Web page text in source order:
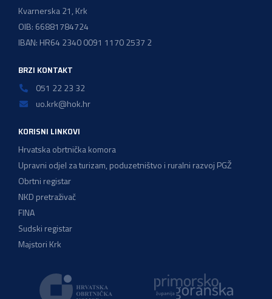
Kvarnerska 21, Krk
OIB: 66881784724
IBAN: HR64 2340 0091 1170 2537 2
BRZI KONTAKT
051 22 23 32
uo.krk@hok.hr
KORISNI LINKOVI
Hrvatska obrtnička komora
Upravni odjel za turizam, poduzetništvo i ruralni razvoj PGŽ
Obrtni registar
NKD pretraživač
FINA
Sudski registar
Majstori Krk